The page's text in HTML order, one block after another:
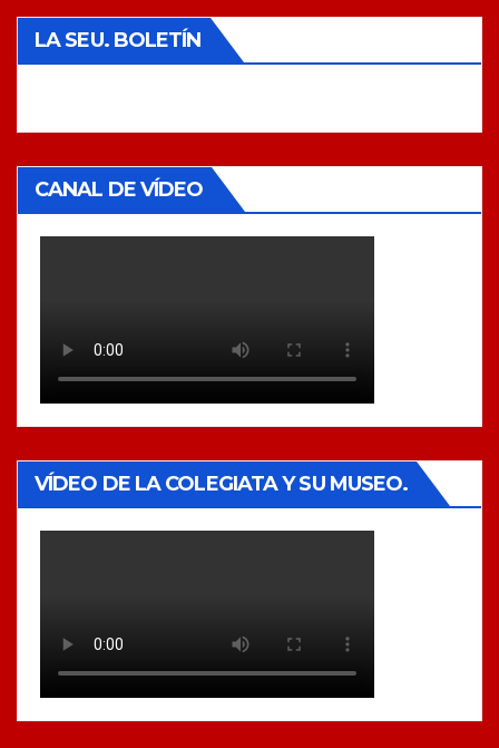
LA SEU. BOLETÍN
CANAL DE VÍDEO
VÍDEO DE LA COLEGIATA Y SU MUSEO.